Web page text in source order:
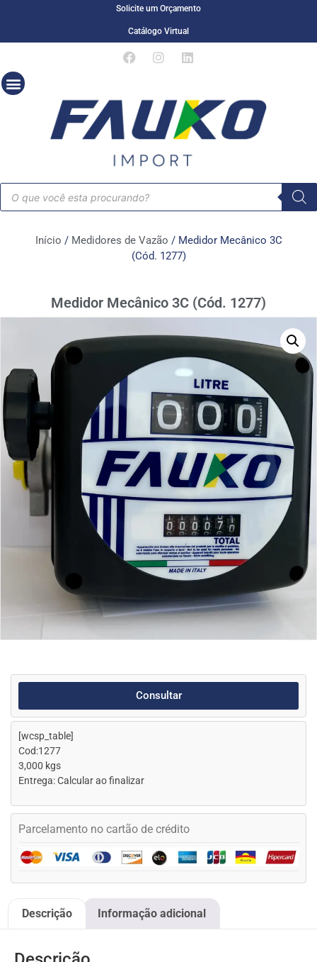
Solicite um Orçamento
Catálogo Virtual
Início / Medidores de Vazão / Medidor Mecânico 3C
(Cód. 1277)
Medidor Mecânico 3C (Cód. 1277)
Consultar
[wcsp_table]
Cod:1277
3,000 kgs
Entrega: Calcular ao finalizar
Parcelamento no cartão de crédito
Descrição Informação adicional